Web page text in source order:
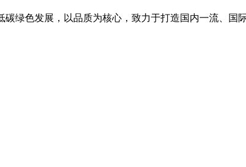
绿色发展，以品质为核心，致力于打造国内一流、国